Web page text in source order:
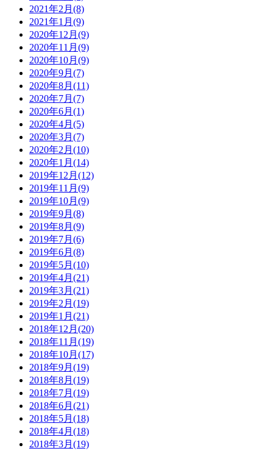
2021年2月(8)
2021年1月(9)
2020年12月(9)
2020年11月(9)
2020年10月(9)
2020年9月(7)
2020年8月(11)
2020年7月(7)
2020年6月(1)
2020年4月(5)
2020年3月(7)
2020年2月(10)
2020年1月(14)
2019年12月(12)
2019年11月(9)
2019年10月(9)
2019年9月(8)
2019年8月(9)
2019年7月(6)
2019年6月(8)
2019年5月(10)
2019年4月(21)
2019年3月(21)
2019年2月(19)
2019年1月(21)
2018年12月(20)
2018年11月(19)
2018年10月(17)
2018年9月(19)
2018年8月(19)
2018年7月(19)
2018年6月(21)
2018年5月(18)
2018年4月(18)
2018年3月(19)